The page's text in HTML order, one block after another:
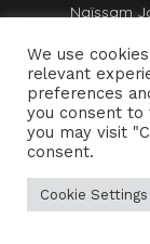
Naïssam
We use
relevant
preferences
you consent to
you may visit
consent.
Cookie Settings